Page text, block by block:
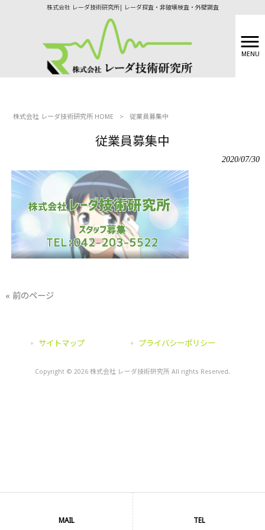
株式会社 レーダ技術研究所| レーダ探査・非破壊検査・外壁調査
MENU
株式会社 レーダ技術研究所 HOME > 従業員募集中
従業員募集中
2020/07/30
« 前のページ
サイトマップ プライバシーポリシー
Copyright © 2026 株式会社 レーダ技術研究所 All rights Reserved.
MAIL TEL